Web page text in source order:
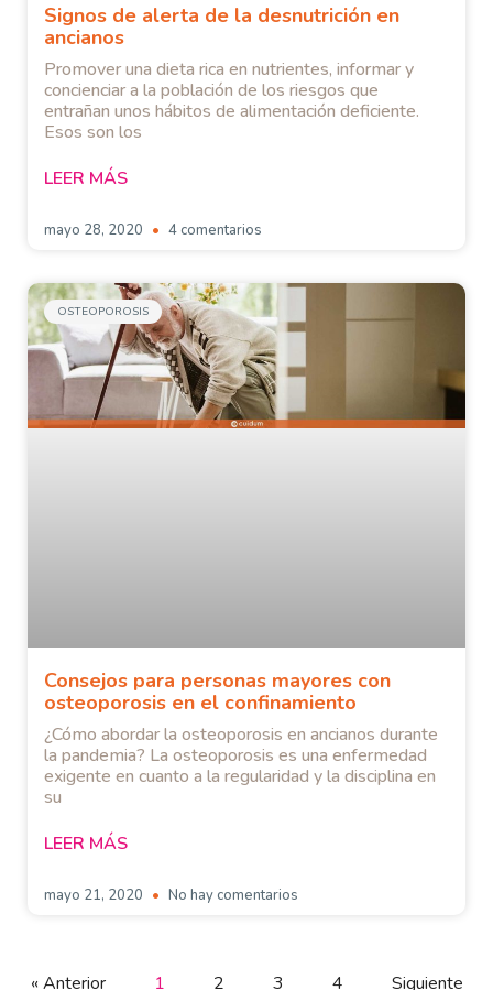
Signos de alerta de la desnutrición en
ancianos
Promover una dieta rica en nutrientes, informar y
concienciar a la población de los riesgos que
entrañan unos hábitos de alimentación deficiente.
Esos son los
LEER MÁS
mayo 28, 2020 4 comentarios
OSTEOPOROSIS
Consejos para personas mayores con
osteoporosis en el confinamiento
¿Cómo abordar la osteoporosis en ancianos durante
la pandemia? La osteoporosis es una enfermedad
exigente en cuanto a la regularidad y la disciplina en
su
LEER MÁS
mayo 21, 2020 No hay comentarios
« Anterior 1 2 3 4
Siguiente